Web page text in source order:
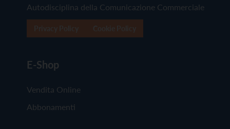
Autodisciplina della Comunicazione Commerciale
E-Shop
Vendita Online
Abbonamenti